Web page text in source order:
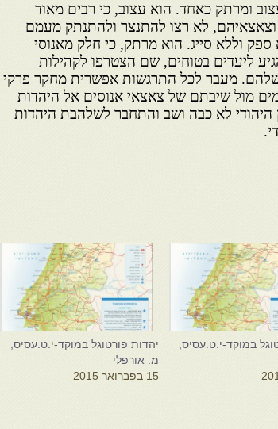
ומרתק כאחד. הוא עצוב, כי רבים מאוד
וצאצאיהם, לא רצו להתנצר ולהתנתק מעמם
וללא סייג. הוא מרתק, כי חלק מאנוסי
ליעדים בטוחים, שם הצטרפו לקהילות
משלהם. מעבר לכל התרגשות אפשרית מחקר פרקי
מול שיבתם של צאצאי אנוסים אל היהדות
היהודי לא כבה ושב והתחבר לשלהבת היהדות
במוקד-י.ט.עסיס,
יהדות פורטוגל במוקד-י.ט.עסיס,
מ. אורפלי
15 בפברואר 2015